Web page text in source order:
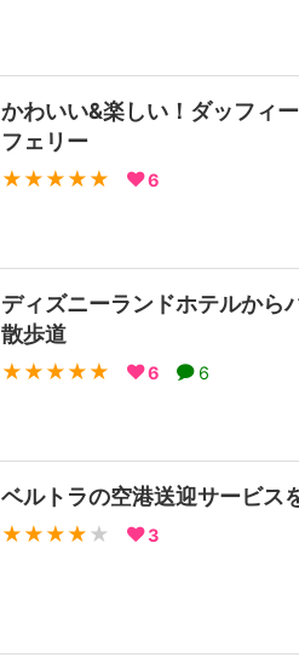
かわいい&楽しい！ダッフィ
フェリー
★★★★★ 6
ディズニーランドホテルから
散歩道
★★★★★ 6 6
ベルトラの空港送迎サービス
★★★★ ★ 3